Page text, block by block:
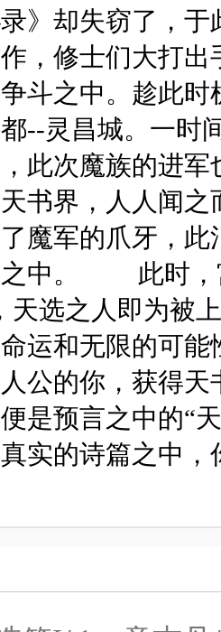
》却失窃了，
，修士们大打
斗之中。趁此
--灵昌城。一时
，此次魔族的
书界，人人闻
魔军的爪牙，
之中。 此时，
天选之人即为被
运和无限的可
的你，获得天
是预言之中的“
实的诗篇之中